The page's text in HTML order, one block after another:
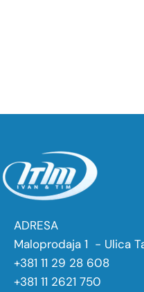
ADRESA
Maloprodaja 1 - Ulica
+381 11 29 28 608
+381 11 2621 750